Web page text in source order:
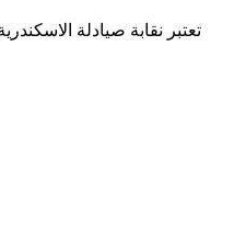
تعتبر نقابة صيادلة